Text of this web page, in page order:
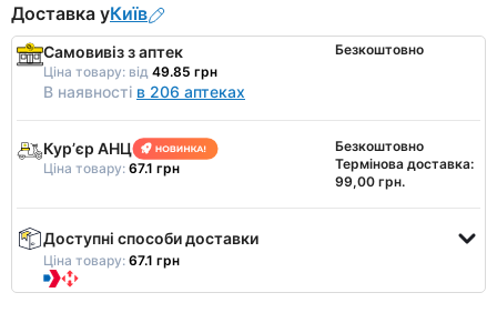
Доставка уКиїв
Самовивіз з аптек
Ціна товару: від 49.85 грн
В наявності в 206 аптеках
Безкоштовно
Курʼєр АНЦ
Ціна товару: 67.1 грн
Безкоштовно
Термінова доставка:
99,00 грн.
Доступні способи доставки
Ціна товару: 67.1 грн